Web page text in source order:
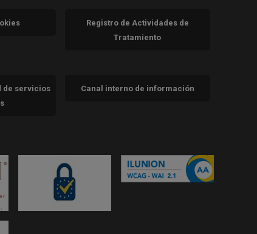
Registro de Actividades de
Tratamiento
de servicios
Canal interno de información